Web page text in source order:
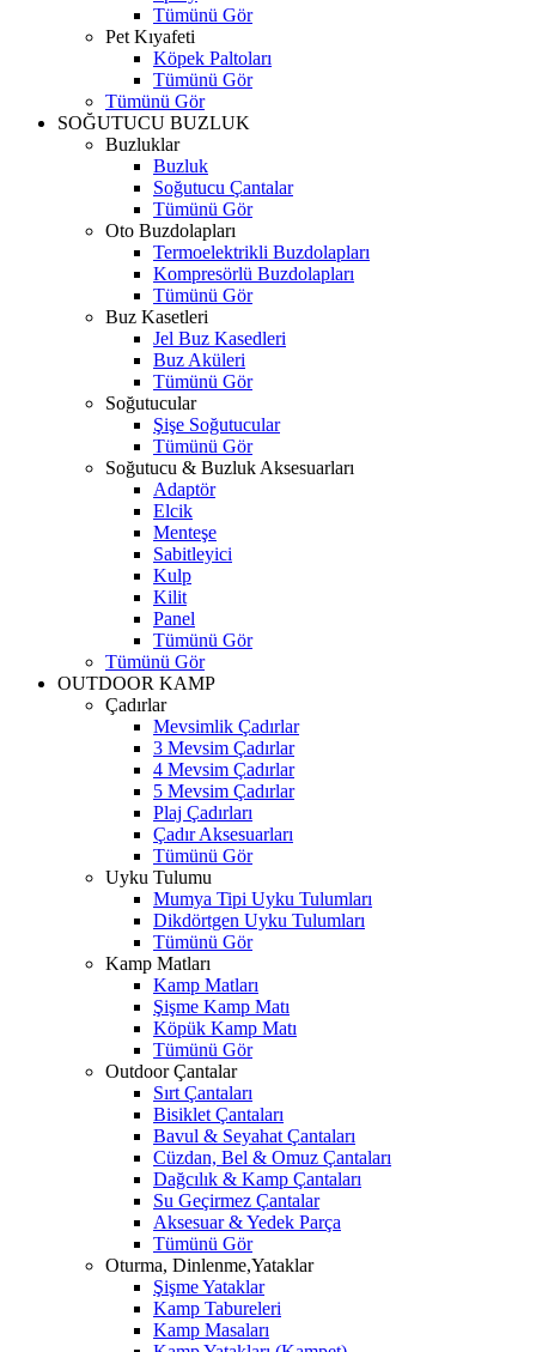
Tümünü Gör
Pet Kıyafeti
Köpek Paltoları
Tümünü Gör
Tümünü Gör
SOĞUTUCU BUZLUK
Buzluklar
Buzluk
Soğutucu Çantalar
Tümünü Gör
Oto Buzdolapları
Termoelektrikli Buzdolapları
Kompresörlü Buzdolapları
Tümünü Gör
Buz Kasetleri
Jel Buz Kasedleri
Buz Aküleri
Tümünü Gör
Soğutucular
Şişe Soğutucular
Tümünü Gör
Soğutucu & Buzluk Aksesuarları
Adaptör
Elcik
Menteşe
Sabitleyici
Kulp
Kilit
Panel
Tümünü Gör
Tümünü Gör
OUTDOOR KAMP
Çadırlar
Mevsimlik Çadırlar
3 Mevsim Çadırlar
4 Mevsim Çadırlar
5 Mevsim Çadırlar
Plaj Çadırları
Çadır Aksesuarları
Tümünü Gör
Uyku Tulumu
Mumya Tipi Uyku Tulumları
Dikdörtgen Uyku Tulumları
Tümünü Gör
Kamp Matları
Kamp Matları
Şişme Kamp Matı
Köpük Kamp Matı
Tümünü Gör
Outdoor Çantalar
Sırt Çantaları
Bisiklet Çantaları
Bavul & Seyahat Çantaları
Cüzdan, Bel & Omuz Çantaları
Dağcılık & Kamp Çantaları
Su Geçirmez Çantalar
Aksesuar & Yedek Parça
Tümünü Gör
Oturma, Dinlenme,Yataklar
Şişme Yataklar
Kamp Tabureleri
Kamp Masaları